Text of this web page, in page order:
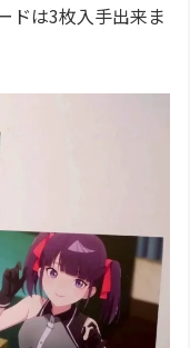
ドは3枚入手出来ま